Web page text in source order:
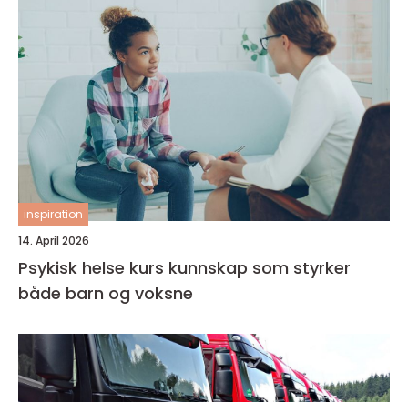
inspiration
14. April 2026
Psykisk helse kurs kunnskap som styrker
både barn og voksne